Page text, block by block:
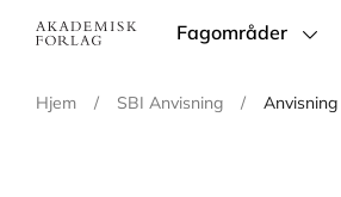
Main
Fagområder
Hjem / SBI Anvisning /